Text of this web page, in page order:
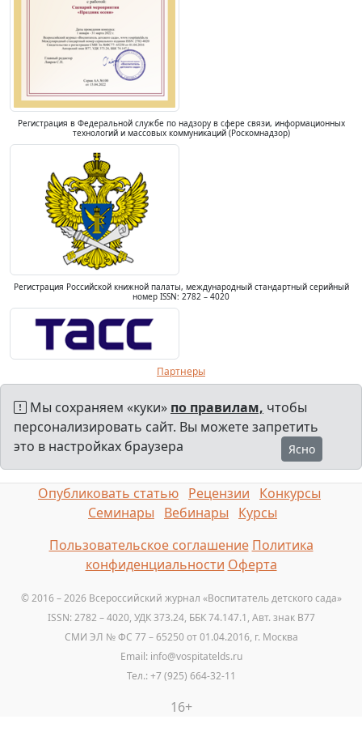
Регистрация в Федеральной службе по надзору в сфере связи, информационных
технологий и массовых коммуникаций (Роскомнадзор)
Регистрация Российской книжной палаты, международный стандартный серийный
номер ISSN: 2782 – 4020
Партнеры
Мы сохраняем «куки» по правилам, чтобы
персонализировать сайт. Вы можете запретить
это в настройках браузера
Ясно
Опубликовать статью Рецензии
Конкурсы
Семинары
Вебинары
Курсы
Пользовательское соглашение Политика
конфиденциальности Оферта
© 2016 – 2026 Всероссийский журнал «Воспитатель детского сада»
ISSN: 2782 – 4020, УДК 373.24, ББК 74.147.1, Авт. знак B77
СМИ ЭЛ № ФС 77 – 65250 от 01.04.2016, г. Москва
Email: info@vospitatelds.ru
Тел.: +7 (925) 664-32-11
16+